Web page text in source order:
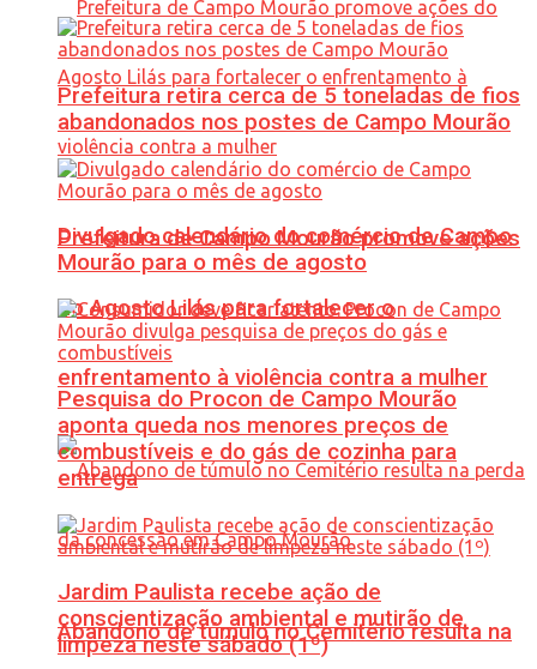
Prefeitura de Campo Mourão promove ações
do Agosto Lilás para fortalecer o
enfrentamento à violência contra a mulher
Abandono de túmulo no Cemitério resulta na
Prefeitura retira cerca de 5 toneladas de fios
abandonados nos postes de Campo Mourão
Divulgado calendário do comércio de Campo
Mourão para o mês de agosto
Pesquisa do Procon de Campo Mourão
aponta queda nos menores preços de
combustíveis e do gás de cozinha para
entrega
Jardim Paulista recebe ação de
conscientização ambiental e mutirão de
limpeza neste sábado (1º)